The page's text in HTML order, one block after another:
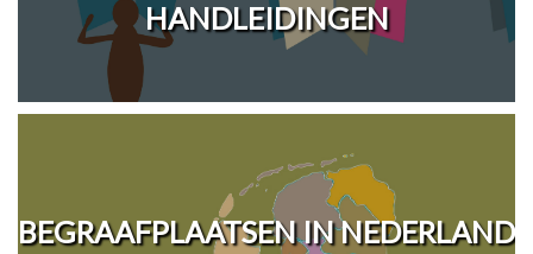
HANDLEIDINGEN
BEGRAAFPLAATSEN IN NEDERLAND